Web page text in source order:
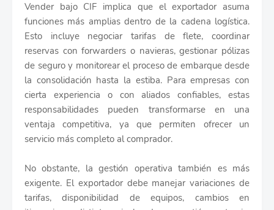
Vender bajo CIF implica que el exportador asuma
funciones más amplias dentro de la cadena logística.
Esto incluye negociar tarifas de flete, coordinar
reservas con forwarders o navieras, gestionar pólizas
de seguro y monitorear el proceso de embarque desde
la consolidación hasta la estiba. Para empresas con
cierta experiencia o con aliados confiables, estas
responsabilidades pueden transformarse en una
ventaja competitiva, ya que permiten ofrecer un
servicio más completo al comprador.
No obstante, la gestión operativa también es más
exigente. El exportador debe manejar variaciones de
tarifas, disponibilidad de equipos, cambios en